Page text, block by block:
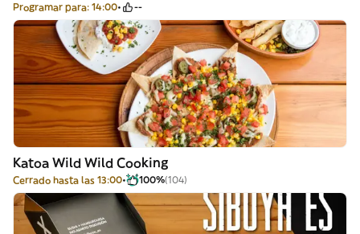
Programar para: 14:00 --
Katoa Wild Wild Cooking
Cerrado hasta las 13:00 100%(104)